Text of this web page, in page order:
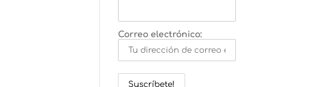
Correo electrónico: